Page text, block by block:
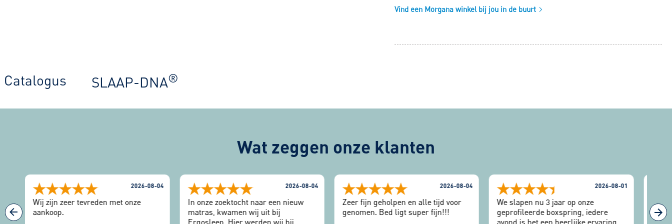
Vind een Morgana winkel bij jou in de buurt
Catalogus SLAAP-DNA®
Wat zeggen onze klanten
2026-08-04
Wij zijn zeer tevreden met onze
aankoop.
2026-08-04
In onze zoektocht naar een nieuw
matras, kwamen wij uit bij
2026-08-04
Zeer fijn geholpen en alle tijd voor
genomen. Bed ligt super fijn!!!
2026-08-01
We slapen nu 3 jaar op onze
geprofileerde boxspring, iedere